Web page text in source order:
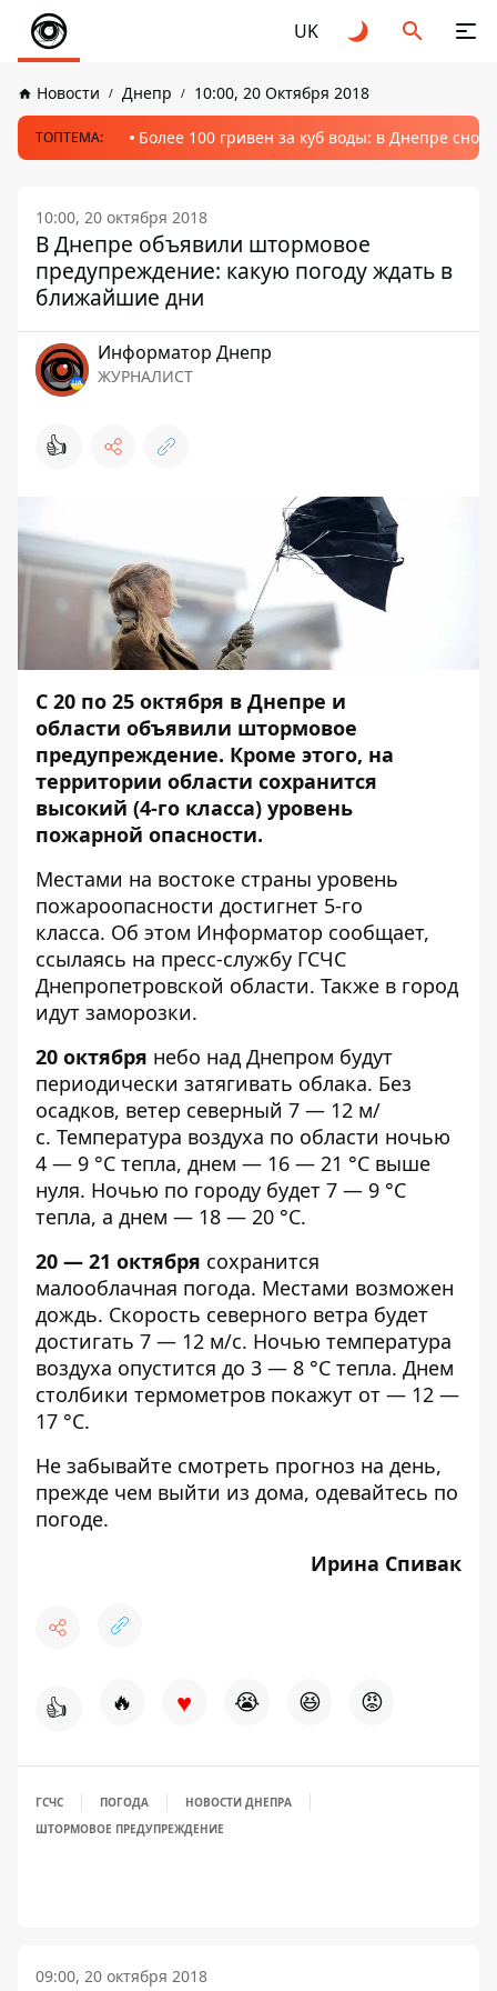
UK
Новости Днепр 10:00, 20 Октября 2018
ТОПТЕМА: Более 100 гривен за куб воды: в Днепре
10:00, 20 октября 2018
В Днепре объявили штормовое
предупреждение: какую погоду ждать в
ближайшие дни
Информатор Днепр
ЖУРНАЛИСТ
👍
С 20 по 25 октября в Днепре и
области объявили штормовое
предупреждение. Кроме этого, на
территории области сохранится
высокий (4-го класса) уровень
пожарной опасности.
Местами на востоке страны уровень
пожароопасности достигнет 5-го
класса. Об этом Информатор сообщает,
ссылаясь на пресс-службу ГСЧС
Днепропетровской области. Также в город
идут заморозки.
20 октября небо над Днепром будут
периодически затягивать облака. Без
осадков, ветер северный 7 — 12 м/
с. Температура воздуха по области ночью
4 — 9 °С тепла, днем — 16 — 21 °С выше
нуля. Ночью по городу будет 7 — 9 °С
тепла, а днем — 18 — 20 °С.
20 — 21 октября сохранится
малооблачная погода. Местами возможен
дождь. Скорость северного ветра будет
достигать 7 — 12 м/с. Ночью температура
воздуха опустится до 3 — 8 °С тепла. Днем
столбики термометров покажут от — 12 —
17 °С.
Не забывайте смотреть прогноз на день,
прежде чем выйти из дома, одевайтесь по
погоде.
Ирина Спивак
👍 🔥 ♥ 😭 😆 😡
ГСЧС ПОГОДА
НОВОСТИ ДНЕПРА
ШТОРМОВОЕ ПРЕДУПРЕЖДЕНИЕ
09:00, 20 октября 2018